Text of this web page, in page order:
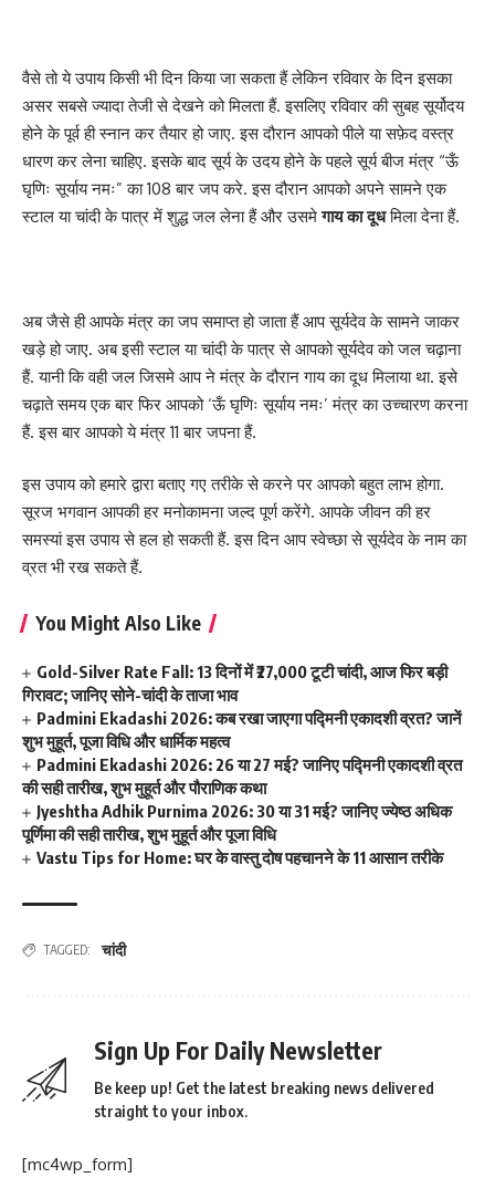
वैसे तो ये उपाय किसी भी दिन किया जा सकता हैं लेकिन रविवार के दिन इसका
असर सबसे ज्यादा तेजी से देखने को मिलता हैं. इसलिए रविवार की सुबह सूर्योदय
होने के पूर्व ही स्नान कर तैयार हो जाए. इस दौरान आपको पीले या सफ़ेद वस्त्र
धारण कर लेना चाहिए. इसके बाद सूर्य के उदय होने के पहले सूर्य बीज मंत्र “ऊँ
घृणिः सूर्याय नमः” का 108 बार जप करे. इस दौरान आपको अपने सामने एक
स्टाल या चांदी के पात्र में शुद्ध जल लेना हैं और उसमेगाय का दूधमिला देना हैं.
अब जैसे ही आपके मंत्र का जप समाप्त हो जाता हैं आप सूर्यदेव के सामने जाकर
खड़े हो जाए. अब इसी स्टाल या चांदी के पात्र से आपको सूर्यदेव को जल चढ़ाना
हैं. यानी कि वही जल जिसमे आप ने मंत्र के दौरान गाय का दूध मिलाया था. इसे
चढ़ाते समय एक बार फिर आपको ‘ऊँ घृणिः सूर्याय नमः’ मंत्र का उच्चारण करना
हैं. इस बार आपको ये मंत्र 11 बार जपना हैं.
इस उपाय को हमारे द्वारा बताए गए तरीके से करने पर आपको बहुत लाभ होगा.
सूरज भगवान आपकी हर मनोकामना जल्द पूर्ण करेंगे. आपके जीवन की हर
समस्यां इस उपाय से हल हो सकती हैं. इस दिन आप स्वेच्छा से सूर्यदेव के नाम का
व्रत भी रख सकते हैं.
You Might Also Like
Gold-Silver Rate Fall: 13 दिनों में ₹27,000 टूटी चांदी, आज फिर बड़ी
गिरावट; जानिए सोने-चांदी के ताजा भाव
Padmini Ekadashi 2026: कब रखा जाएगा पद्मिनी एकादशी व्रत? जानें
शुभ मुहूर्त, पूजा विधि और धार्मिक महत्व
Padmini Ekadashi 2026: 26 या 27 मई? जानिए पद्मिनी एकादशी व्रत
की सही तारीख, शुभ मुहूर्त और पौराणिक कथा
Jyeshtha Adhik Purnima 2026: 30 या 31 मई? जानिए ज्येष्ठ अधिक
पूर्णिमा की सही तारीख, शुभ मुहूर्त और पूजा विधि
Vastu Tips for Home: घर के वास्तु दोष पहचानने के 11 आसान तरीके
TAGGED: चांदी
Sign Up For Daily Newsletter
Be keep up! Get the latest breaking news delivered
straight to your inbox.
[mc4wp_form]